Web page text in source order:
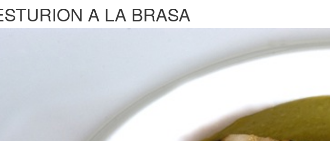
A LA BRASA